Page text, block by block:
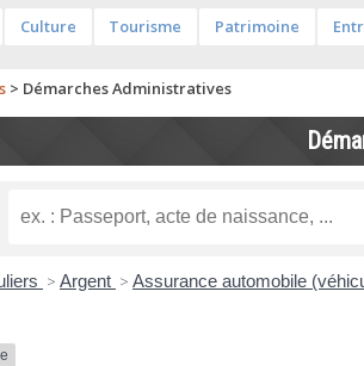
Culture Tourisme Patrimoine
> Démarches Administratives
> Argent > Assurance automobile